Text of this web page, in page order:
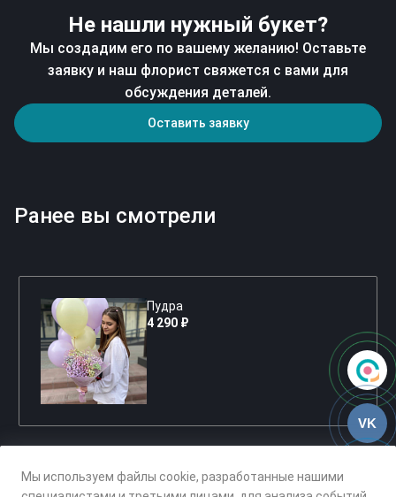
VK
Не нашли нужный букет?
Мы создадим его по вашему желанию! Оставьте
заявку и наш флорист свяжется с вами для
обсуждения деталей.
Оставить заявку
Ранее вы смотрели
Пудра
4 290 ₽
Мы используем файлы cookie, разработанные нашими